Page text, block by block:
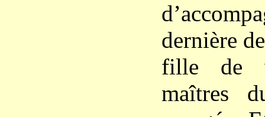
dernière
fille de
maîtres